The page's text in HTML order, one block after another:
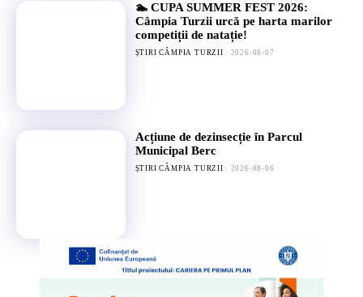
🏊 CUPA SUMMER FEST 2026:
Câmpia Turzii urcă pe harta marilor
competiții de natație!
ȘTIRI CÂMPIA TURZII 2026-08-07
Acțiune de dezinsecție în Parcul
Municipal Berc
ȘTIRI CÂMPIA TURZII 2026-08-06